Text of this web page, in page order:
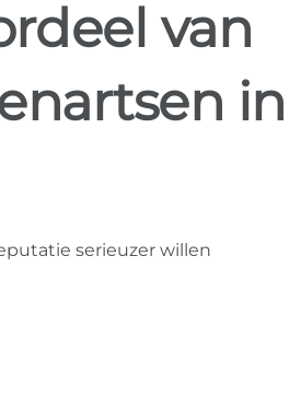
van
in
serieuzer willen